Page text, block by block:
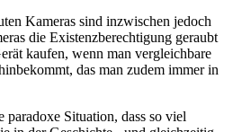
Kameras sind inzwischen jedoch
die Existenzberechtigung geraubt
kaufen, wenn man vergleichbare
das man zudem immer in
paradoxe Situation, dass so viel